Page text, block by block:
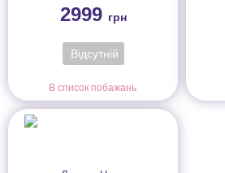
2999 грн
Відсутній
В список побажань